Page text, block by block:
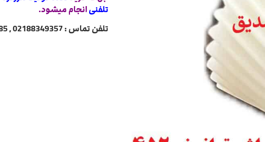
تلفنیانجام میشود.
تلفن تماس : 02188349357 , 02188322485 , 02188840764 , 02188820031